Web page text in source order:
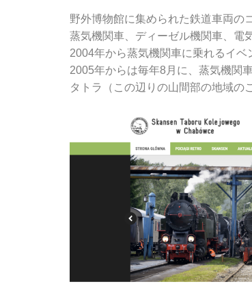
野外博物館に集められた鉄道車両の
蒸気機関車、ディーゼル機関車、電
2004年から蒸気機関車に乗れるイベ
2005年からは毎年8月に、蒸気機関
タトラ（この辺りの山間部の地域の